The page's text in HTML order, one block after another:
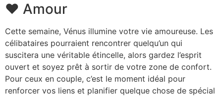
❤️ Amour
Cette semaine, Vénus illumine votre vie amoureuse. Les
célibataires pourraient rencontrer quelqu’un qui
suscitera une véritable étincelle, alors gardez l’esprit
ouvert et soyez prêt à sortir de votre zone de confort.
Pour ceux en couple, c’est le moment idéal pour
renforcer vos liens et planifier quelque chose de spécial